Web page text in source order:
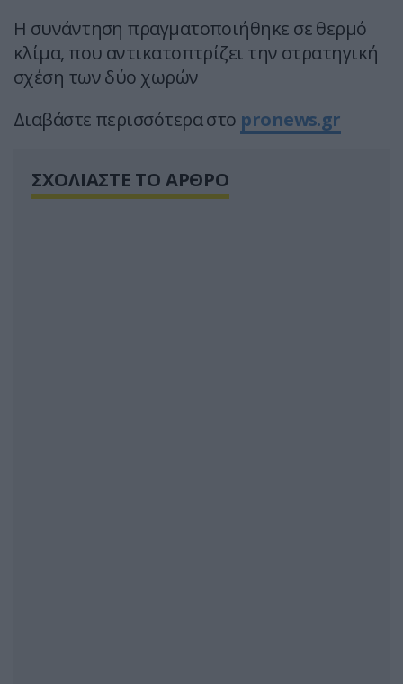
Η συνάντηση πραγματοποιήθηκε σε θερμό
κλίμα, που αντικατοπτρίζει την στρατηγική
σχέση των δύο χωρών
Διαβάστε περισσότερα στο pronews.gr
ΣΧΟΛΙΑΣΤΕ ΤΟ ΑΡΘΡΟ